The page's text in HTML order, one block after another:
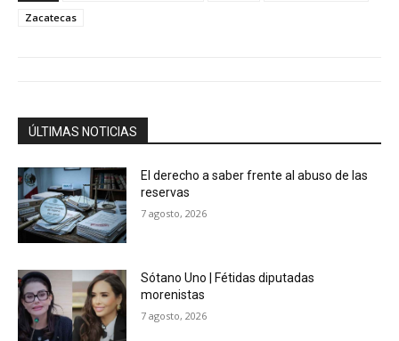
Zacatecas
ÚLTIMAS NOTICIAS
El derecho a saber frente al abuso de las
reservas
7 agosto, 2026
Sótano Uno | Fétidas diputadas
morenistas
7 agosto, 2026